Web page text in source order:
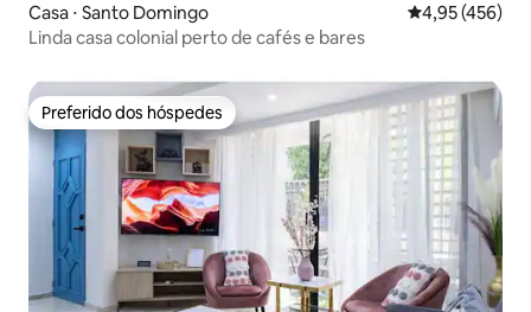
Casa ⋅ Santo Domingo 4,95 de uma
4,95 (456)
Linda casa colonial perto de cafés e bares
Preferido dos hóspedes
Preferido dos hóspedes